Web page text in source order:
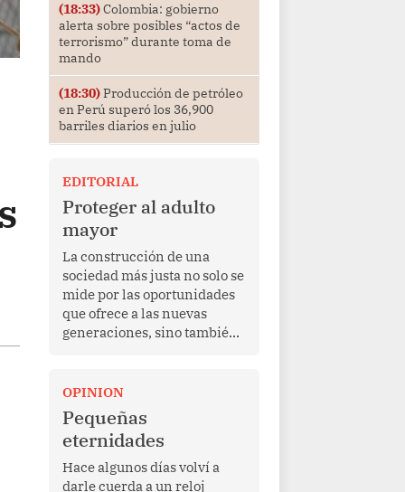
(18:33)Colombia: gobierno
alerta sobre posibles “actos de
terrorismo” durante toma de
mando
(18:30)Producción de petróleo
en Perú superó los 36,900
barriles diarios en julio
EDITORIAL
Proteger al adulto
mayor
La construcción de una
sociedad más justa no solo se
mide por las oportunidades
que ofrece a las nuevas
generaciones, sino también
de una vida de esfuerzo y
trabajo, afrontan la vejez en
condiciones de
vulnerabilidad. El anuncio
formulado por la presidenta
de la república, Keiko
OPINION
Pequeñas
eternidades
Hace algunos días volví a
darle cuerda a un reloj